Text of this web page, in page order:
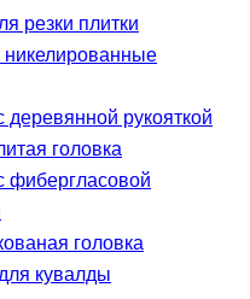
резки плитки
рукояткой
головка
фибергласовой
головка
кувалды